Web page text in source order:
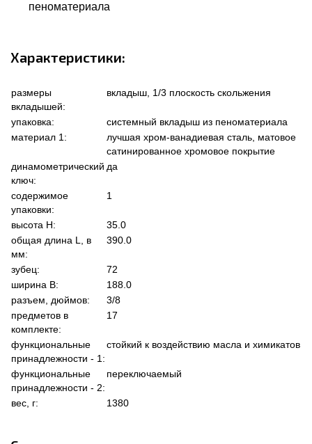
пеноматериала
Характеристики:
размеры
вкладышей:
вкладыш, 1/3 плоскость скольжения
упаковка:
системный вкладыш из пеноматериала
материал 1:
лучшая хром-ванадиевая сталь, матовое
сатинированное хромовое покрытие
динамометрический
ключ:
да
содержимое
упаковки:
1
высота Н:
35.0
общая длина L, в
мм:
390.0
зубец:
72
ширина В:
188.0
разъем, дюймов:
3/8
предметов в
комплекте:
17
функциональные
принадлежности - 1:
стойкий к воздействию масла и химикатов
функциональные
принадлежности - 2:
переключаемый
вес, г: 1380